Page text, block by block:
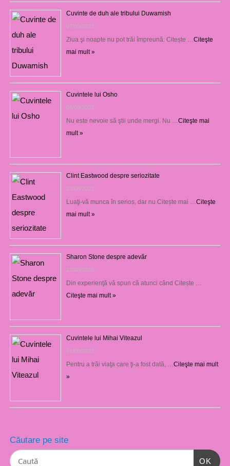
Cuvinte de duh ale tribului Duwamish
07/09/2023
Ziua şi noapte nu pot trăi împreună. Citește … Citeşte
mai mult »
Cuvintele lui Osho
06/09/2023
Nu este nevoie să ştii unde mergi. Nu … Citeşte mai
mult »
Clint Eastwood despre seriozitate
23/08/2023
Luaţi-vă munca în serios, dar nu Citește mai … Citeşte
mai mult »
Sharon Stone despre adevăr
22/08/2023
Din experienţă vă spun că atunci când Citește …
Citeşte mai mult »
Cuvintele lui Mihai Viteazul
21/08/2023
Pentru a trăi viaţa care ţi-a fost dată, … Citeşte mai mult
»
Căutare pe site
OK